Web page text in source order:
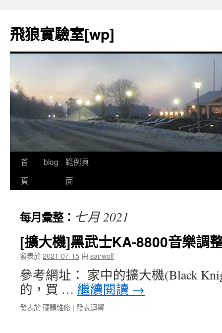
飛狼實驗室[wp]
跳
至
容
首
頁
blog
範例頁
面
每月彙整： 七月 2021
[擴大機]黑武士KA-8800音樂調
發表於2021-07-15 由 sairwolf
參考網址： 家中的擴大機(Black
的，買 … 繼續閱讀 →
發表於硬體維修 | 發表迴響